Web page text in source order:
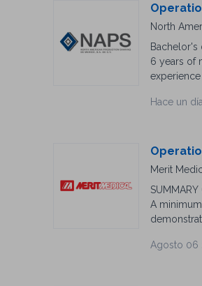
North
Bachelor's
6 years of
Hace un
Merit
A
6:30 pm •
Agosto 06